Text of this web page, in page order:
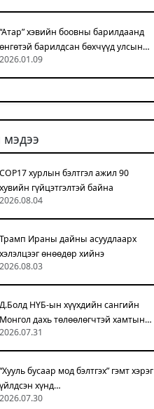
“Атар” хэвийн боовны барилдаанд
өнгөтэй барилдсан бөхчүүд улсын…
2026.01.09
COP17 хурлын бэлтгэл ажил 90
хувийн гүйцэтгэлтэй байна
2026.08.04
Трамп Ираны дайны асуудлаарх
хэлэлцээг өнөөдөр хийнэ
2026.08.03
Д.Болд НҮБ-ын хүүхдийн сангийн
Монгол дахь төлөөлөгчтэй хамтын…
2026.07.31
“Хууль бусаар мод бэлтгэх” гэмт хэрэг
үйлдсэн хүнд…
2026.07.30